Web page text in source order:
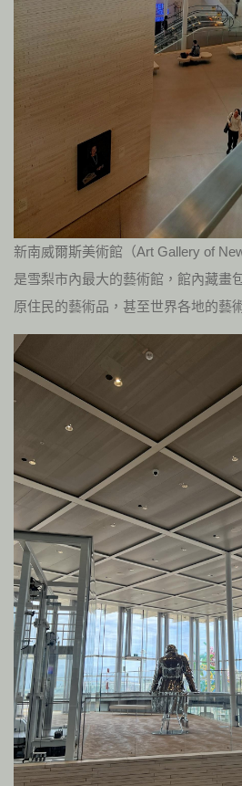
新南威爾斯美術館（Art Gallery of
是雪梨市內最大的藝術館，館內藏畫
原住民的藝術品，甚至世界各地的藝